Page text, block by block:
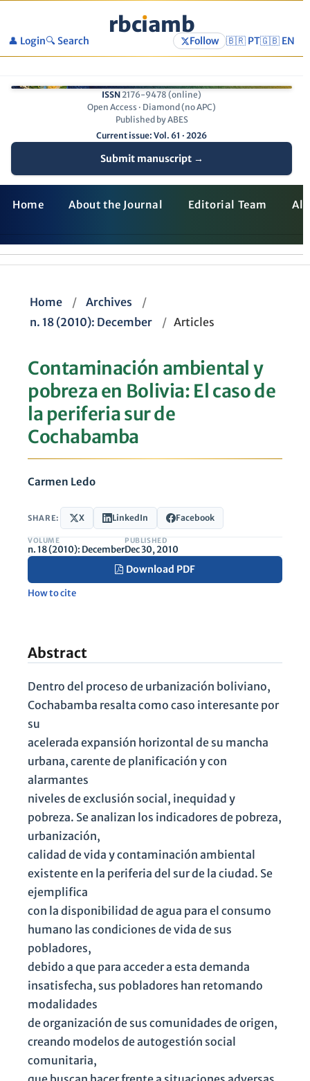
👤 Login🔍 Search
rbcıamb
Follow 🇧🇷 PT🇬🇧 EN
ISSN 2176-9478 (online)
Open Access · Diamond (no APC)
Published by ABES
Current issue: Vol. 61 · 2026
Submit manuscript →
Home About the Journal Editorial Team All
Home / Archives
/
n. 18 (2010): December
/ Articles
Contaminación ambiental y
pobreza en Bolivia: El caso de
la periferia sur de
Cochabamba
VOLUME
n. 18 (2010): December
PUBLISHED
Dec 30, 2010
Download PDF
How to cite
Carmen Ledo
SHARE: X LinkedIn Facebook
Abstract
Dentro del proceso de urbanización boliviano,
Cochabamba resalta como caso interesante por
su
acelerada expansión horizontal de su mancha
urbana, carente de planificación y con
alarmantes
niveles de exclusión social, inequidad y
pobreza. Se analizan los indicadores de pobreza,
urbanización,
calidad de vida y contaminación ambiental
existente en la periferia del sur de la ciudad. Se
ejemplifica
con la disponibilidad de agua para el consumo
humano las condiciones de vida de sus
pobladores,
debido a que para acceder a esta demanda
insatisfecha, sus pobladores han retomando
modalidades
de organización de sus comunidades de origen,
creando modelos de autogestión social
comunitaria,